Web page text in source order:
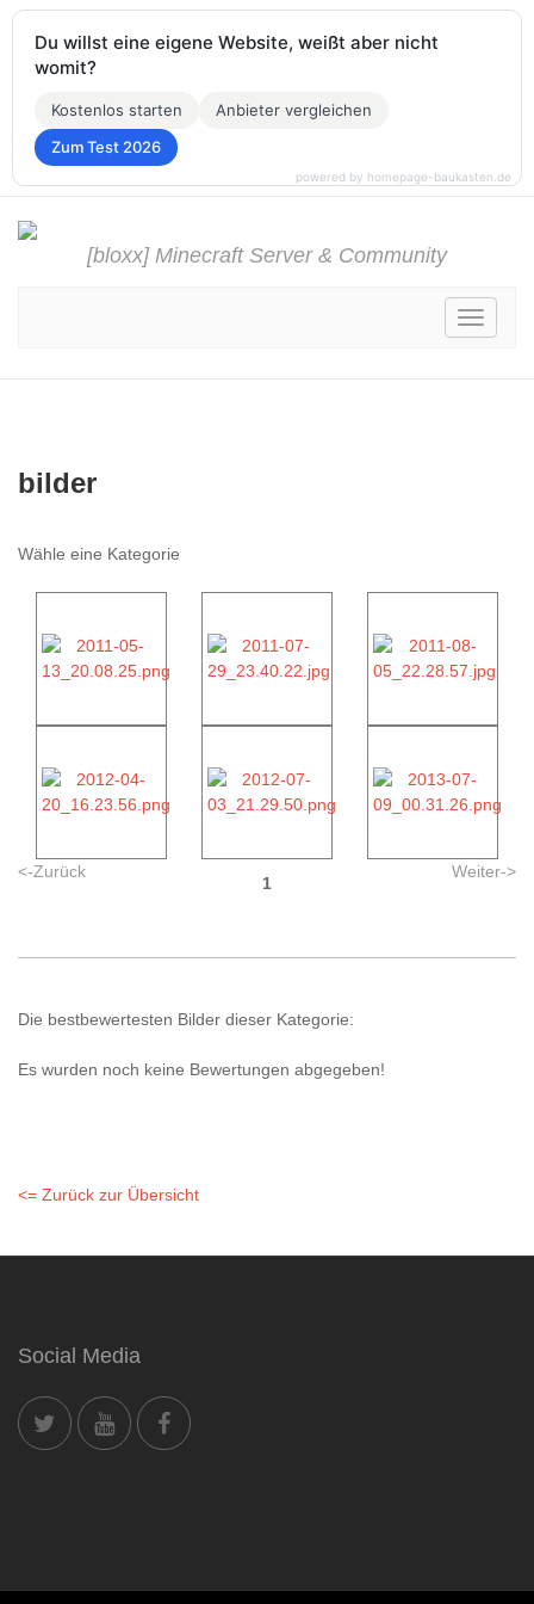
[bloxx] Minecraft Server & Community
Toggle
bilder
Wähle eine Kategorie
<-Zurück
1
Weiter->
Die bestbewertesten Bilder dieser Kategorie:
Es wurden noch keine Bewertungen abgegeben!
<= Zurück zur Übersicht
Social Media
Du willst eine eigene Website, weißt aber nicht
womit?
Kostenlos starten
Anbieter vergleichen
Zum Test 2026
powered by homepage-baukasten.de